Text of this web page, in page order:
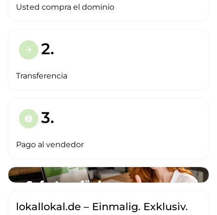
Usted compra el dominio
arrow_forward 2.
Transferencia
paid 3.
Pago al vendedor
lokallokal.de – Einmalig. Exklusiv.